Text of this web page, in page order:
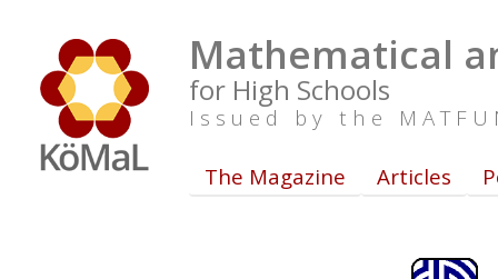
Mathematical
for High Schools
Issued by the
The Magazine Articles